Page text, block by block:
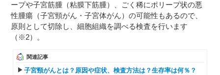
ープや子宮筋腫（粘膜下筋腫）、ごく稀にポリープ状の悪
性腫瘍（子宮頸がん・子宮体がん）の可能性もあるので、
原則として切除し、細胞組織を調べる検査を行います
（※2）。
関連記事
子宮頸がんとは？原因や症状、検査方法は？生存率は何％？